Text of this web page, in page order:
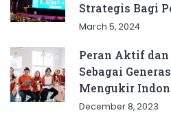
Strategis Bagi
March 5, 2024
Peran Aktif dan
Sebagai
Mengukir
December 8, 2023